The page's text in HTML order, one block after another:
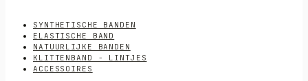
SYNTHETISCHE BANDEN
ELASTISCHE BAND
NATUURLIJKE BANDEN
KLITTENBAND - LINTJES
ACCESSOIRES